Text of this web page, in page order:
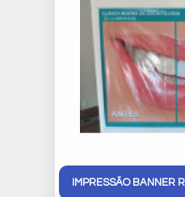
IMPRESSÃO BANNER